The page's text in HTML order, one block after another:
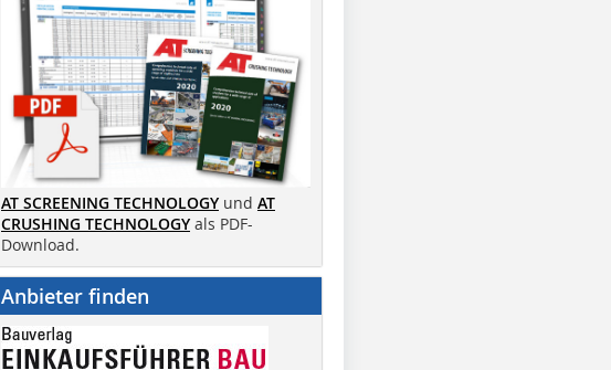
AT SCREENING TECHNOLOGY und AT
CRUSHING TECHNOLOGY als PDF-
Download.
Anbieter finden